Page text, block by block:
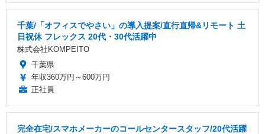
千葉/「オフィスでやさい」の導入提案/直行直帰&リモート 土
日祝休 フレックス 20代・30代活躍中
株式会社KOMPEITO
千葉県
年収360万円～600万円
正社員
完全在宅/スマホメーカーのコールセンタースタッフ/20代活躍